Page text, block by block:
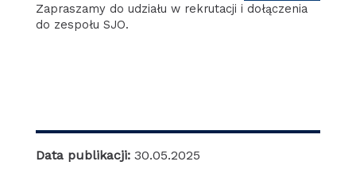
Zapraszamy do udziału w rekrutacji i dołączenia
do zespołu SJO.
Data publikacji: 30.05.2025